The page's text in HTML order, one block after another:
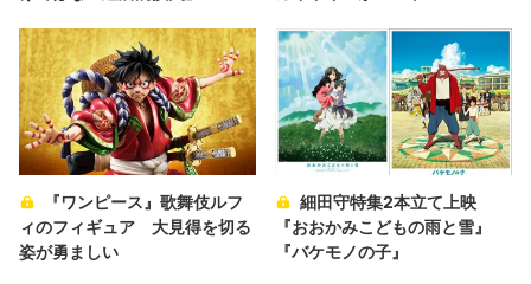
『ワンピース』歌舞伎ルフ
ィのフィギュア 大見得を切る
姿が勇ましい
細田守特集2本立て上映
『おおかみこどもの雨と雪』
『バケモノの子』